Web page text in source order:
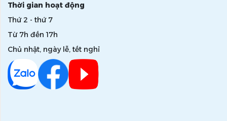
Thời gian hoạt động
Thứ 2 - thứ 7
Từ 7h đến 17h
Chủ nhật, ngày lễ, tết nghỉ